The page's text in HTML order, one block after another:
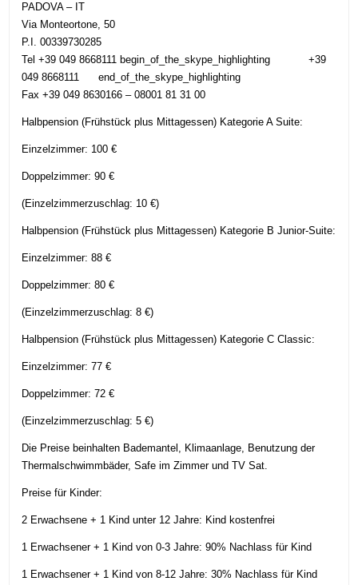
PADOVA – IT
Via Monteortone, 50
P.I. 00339730285
Tel+39 049 8668111 begin_of_the_skype_highlighting
+39
049 8668111
end_of_the_skype_highlighting
Fax +39 049 8630166 – 08001 81 31 00
Halbpension (Frühstück plus Mittagessen) Kategorie A Suite:
Einzelzimmer: 100 €
Doppelzimmer: 90 €
(Einzelzimmerzuschlag: 10 €)
Halbpension (Frühstück plus Mittagessen) Kategorie B Junior-Suite:
Einzelzimmer: 88 €
Doppelzimmer: 80 €
(Einzelzimmerzuschlag: 8 €)
Halbpension (Frühstück plus Mittagessen) Kategorie C Classic:
Einzelzimmer: 77 €
Doppelzimmer: 72 €
(Einzelzimmerzuschlag: 5 €)
Die Preise beinhalten Bademantel, Klimaanlage, Benutzung der
Thermalschwimmbäder, Safe im Zimmer und TV Sat.
Preise für Kinder:
2 Erwachsene + 1 Kind unter 12 Jahre: Kind kostenfrei
1 Erwachsener + 1 Kind von 0-3 Jahre: 90% Nachlass für Kind
1 Erwachsener + 1 Kind von 8-12 Jahre: 30% Nachlass für Kind